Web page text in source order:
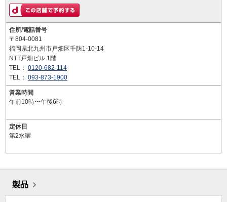
住所/電話番号
〒804-0081
福岡県北九州市戸畑区千防1-10-14
NTT戸畑ビル 1階
TEL： 0120-682-114
TEL： 093-873-1900
営業時間
午前10時〜午後6時
定休日
第2水曜
製品